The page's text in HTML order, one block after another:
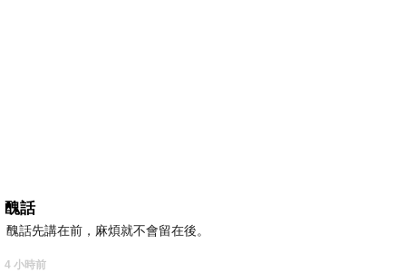
醜話
醜話先講在前，麻煩就不會留在後。
4 小時前